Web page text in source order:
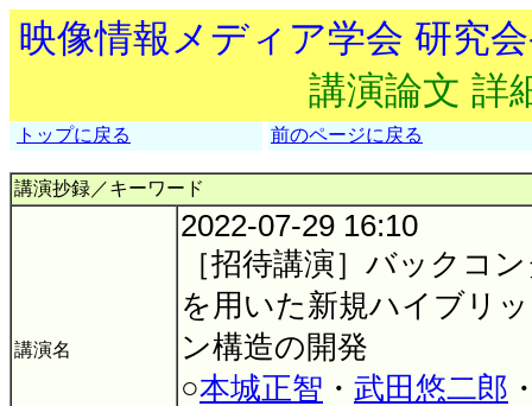
映像情報メディア学会 研究
講演論文 詳
トップに戻る 前のページに戻る
講演抄録／キーワード
講演名
2022-07-29 16:10
［招待講演］バックコ
を用いた新規ハイブリ
ン構造の開発
○本城正智 ・ 武田悠二郎